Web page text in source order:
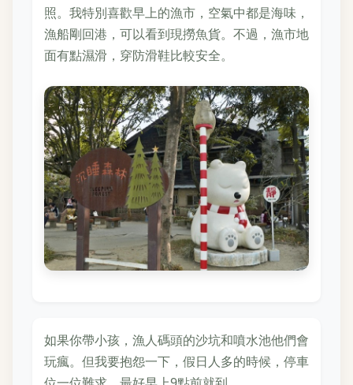
照。我特別喜歡早上的漁市，空氣中都是海味，
漁船剛回港，可以看到現撈魚貨。不過，漁市地
面有點濕滑，穿防滑鞋比較安全。
如果你帶小孩，漁人碼頭的沙坑和噴水池他們會
玩瘋。但我要抱怨一下，假日人多的時候，停車